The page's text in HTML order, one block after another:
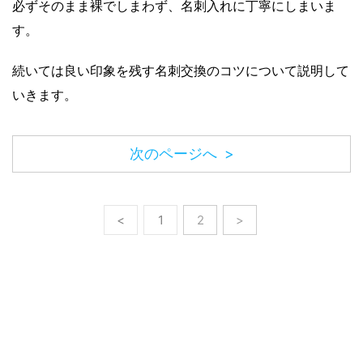
必ずそのまま裸でしまわず、名刺入れに丁寧にしまいま
す。
続いては良い印象を残す名刺交換のコツについて説明して
いきます。
次のページへ >
< 1 2 >